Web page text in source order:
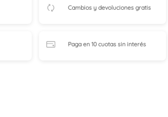
Cambios y devoluciones gratis
Paga en 10 cuotassin interés